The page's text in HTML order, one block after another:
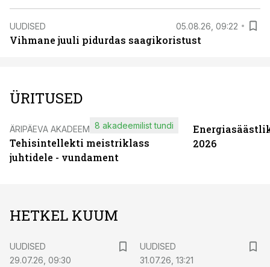
UUDISED 05.08.26, 09:22
Vihmane juuli pidurdas saagikoristust
ÜRITUSED
ÄRIPÄEVA AKADEEMIA
Tehisintellekti meistriklass
juhtidele - vundament
8 akadeemilist tundi
2026
HETKEL KUUM
UUDISED
29.07.26, 09:30
UUDISED
31.07.26, 13:21